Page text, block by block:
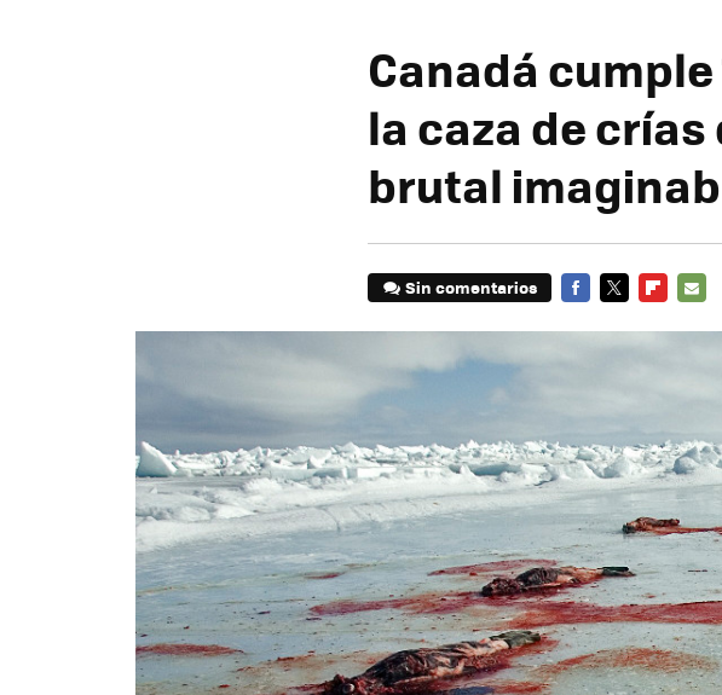
Canadá
la caza de
brutal
Sin comentarios